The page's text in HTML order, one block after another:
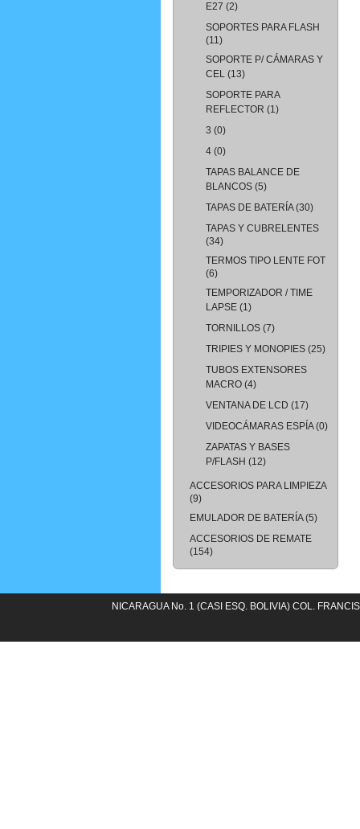
E27 (2)
SOPORTES PARA FLASH
(11)
SOPORTE P/ CÁMARAS Y
CEL (13)
SOPORTE PARA
REFLECTOR (1)
3 (0)
4 (0)
TAPAS BALANCE DE
BLANCOS (5)
TAPAS DE BATERÍA(30)
TAPAS Y CUBRELENTES
(34)
TERMOS TIPO LENTE FOT
(6)
TEMPORIZADOR / TIME
LAPSE (1)
TORNILLOS (7)
TRIPIES Y MONOPIES (25)
TUBOS EXTENSORES
MACRO (4)
VENTANA DE LCD (17)
VIDEOCÁMARAS ESPÍA(0)
ZAPATAS Y BASES
P/FLASH (12)
ACCESORIOS PARA LIMPIEZA
(9)
EMULADOR DE BATERÍA(5)
ACCESORIOS DE REMATE
(154)
NICARAGUA No. 1 (CASI ESQ. BOLIVIA) COL.